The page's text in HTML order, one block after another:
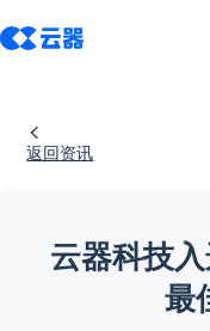
返回资讯
云器科技
最